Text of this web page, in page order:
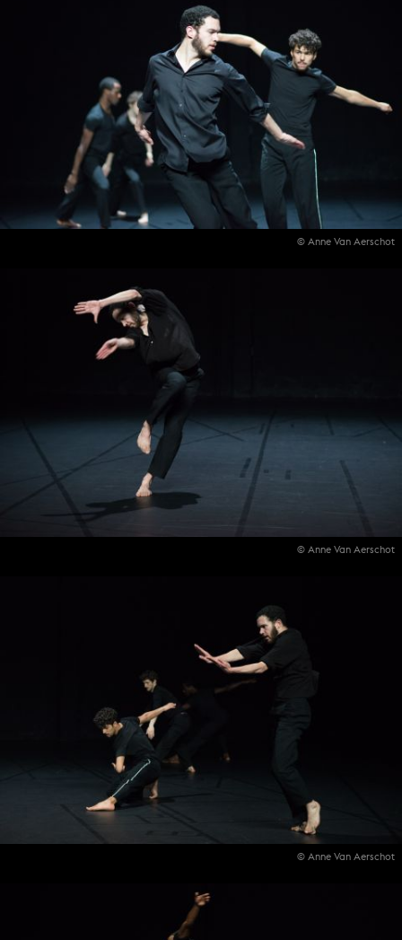
© Anne Van Aerschot
© Anne Van Aerschot
© Anne Van Aerschot